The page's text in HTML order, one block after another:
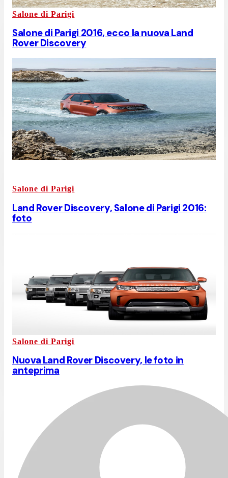
Salone di Parigi
Salone di Parigi 2016, ecco la nuova Land
Rover Discovery
Salone di Parigi
Land Rover Discovery, Salone di Parigi 2016:
foto
Salone di Parigi
Nuova Land Rover Discovery, le foto in
anteprima